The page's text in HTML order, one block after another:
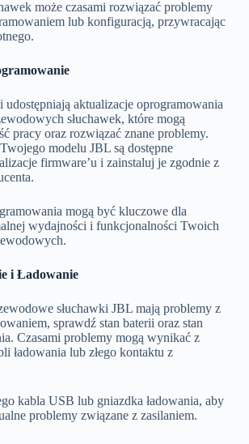
może czasami rozwiązać problemy
lub konfiguracją, przywracając
udostępniają aktualizacje oprogramowania
słuchawek, które mogą
pracy oraz rozwiązać znane problemy.
modelu JBL są dostępne
firmware’u i zainstaluj je zgodnie z
mogą być kluczowe dla
wydajności i funkcjonalności Twoich
i Ładowanie
słuchawki JBL mają problemy z
sprawdź stan baterii oraz stan
Czasami problemy mogą wynikać z
ładowania lub złego kontaktu z
kabla USB lub gniazdka ładowania, aby
problemy związane z zasilaniem.